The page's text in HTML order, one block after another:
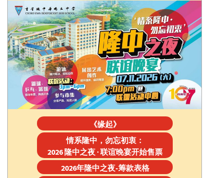
《缘起》
情系隆中，勿忘初衷：
2026 隆中之夜 · 联谊晚宴开始售票
2026年隆中之夜-筹款表格